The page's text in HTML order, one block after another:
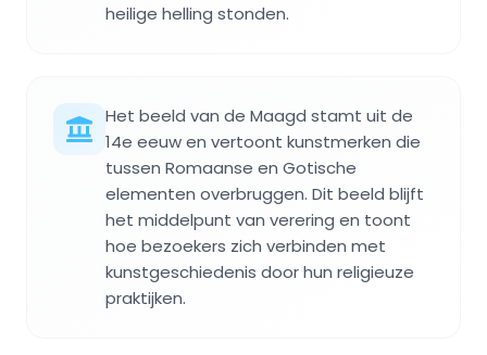
heilige helling stonden.
Het beeld van de Maagd stamt uit de
14e eeuw en vertoont kunstmerken die
tussen Romaanse en Gotische
elementen overbruggen. Dit beeld blijft
het middelpunt van verering en toont
hoe bezoekers zich verbinden met
kunstgeschiedenis door hun religieuze
praktijken.